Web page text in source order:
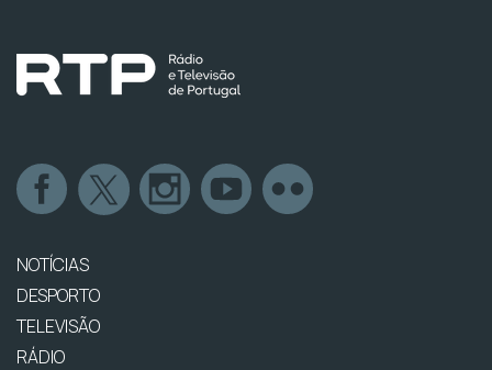
NOTÍCIAS
DESPORTO
TELEVISÃO
RÁDIO